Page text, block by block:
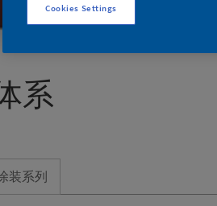
系
装系列
Cookies Settings